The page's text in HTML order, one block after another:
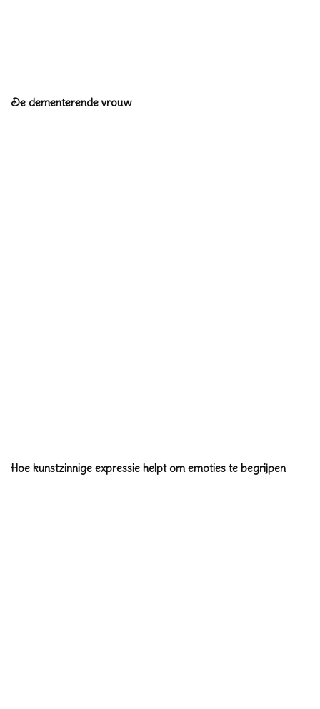
De dementerende vrouw
Hoe kunstzinnige expressie helpt om emoties te begrijpen